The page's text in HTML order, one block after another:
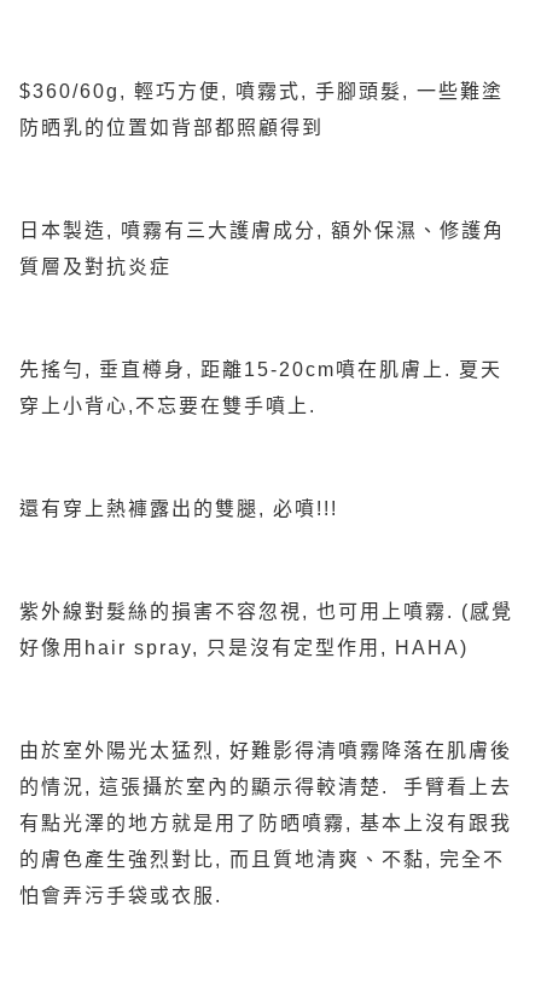
$360/60g, 輕巧方便, 噴霧式, 手腳頭髮, 一些難塗
防晒乳的位置如背部都照顧得到
日本製造, 噴霧有三大護膚成分, 額外保濕、修護角
質層及對抗炎症
先搖勻, 垂直樽身, 距離15-20cm噴在肌膚上. 夏天
穿上小背心,不忘要在雙手噴上.
還有穿上熱褲露出的雙腿, 必噴!!!
紫外線對髮絲的損害不容忽視, 也可用上噴霧. (感覺
好像用hair spray, 只是沒有定型作用, HAHA)
由於室外陽光太猛烈, 好難影得清噴霧降落在肌膚後
的情況, 這張攝於室內的顯示得較清楚. 手臂看上去
有點光澤的地方就是用了防晒噴霧, 基本上沒有跟我
的膚色產生強烈對比, 而且質地清爽、不黏, 完全不
怕會弄污手袋或衣服.